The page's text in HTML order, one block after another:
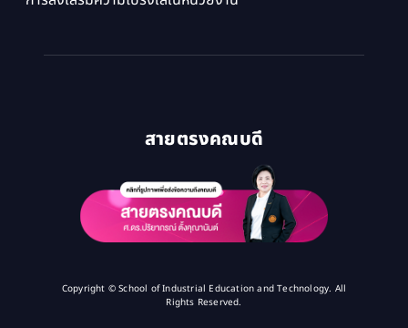
สายตรงคณบดี
Copyright © School of Industrial Education and Technology. All
Rights Reserved.